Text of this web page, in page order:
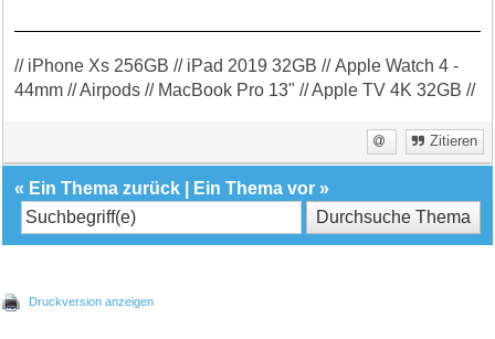
// iPhone Xs 256GB // iPad 2019 32GB // Apple Watch 4 -
44mm // Airpods // MacBook Pro 13" // Apple TV 4K 32GB //
Zitieren
« Ein Thema zurück Ein Thema vor »
Druckversion anzeigen